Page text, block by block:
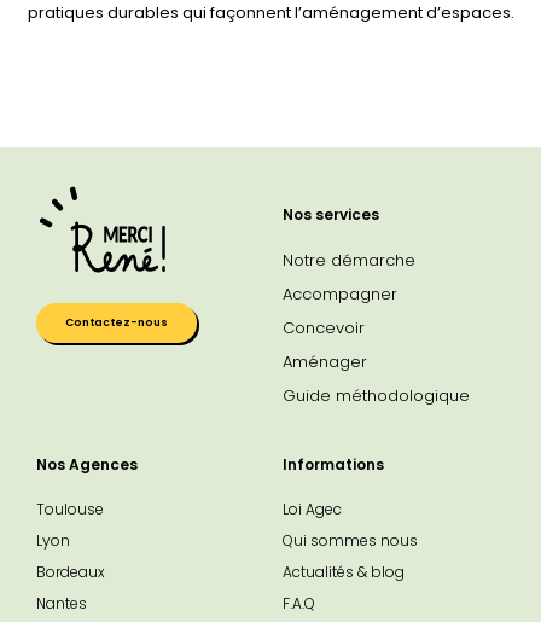
pratiques durables qui façonnent l’aménagement d’espaces.
Contactez-nous
Nos services
Notre démarche
Accompagner
Concevoir
Aménager
Guide méthodologique
Nos Agences
Toulouse
Lyon
Bordeaux
Nantes
Informations
Loi Agec
Qui sommes nous
Actualités & blog
F.A.Q